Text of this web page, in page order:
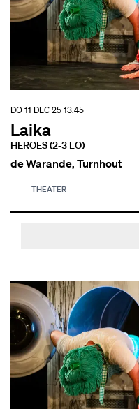
Laika
HEROES (2-3 LO)
DO 11 DEC 2513.45
de Warande, Turnhout
THEATER